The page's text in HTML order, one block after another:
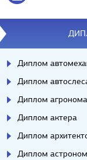
Диплом
Диплом
Диплом агронома
Диплом актера
Диплом
Диплом